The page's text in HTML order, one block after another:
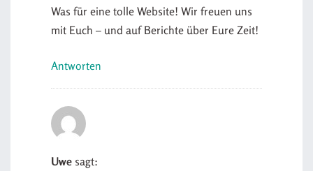
Was für eine tolle Website! Wir freuen uns
mit Euch – und auf Berichte über Eure Zeit!
Antworten
Uwe sagt: